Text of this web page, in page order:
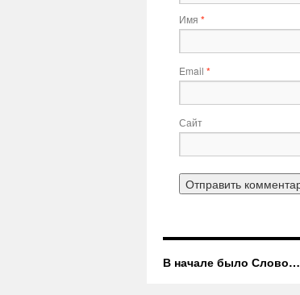
Имя *
Email *
Сайт
В начале было Слово…